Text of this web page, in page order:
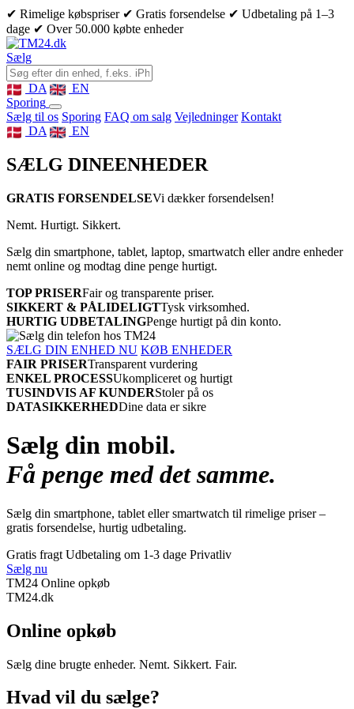
✔ Rimelige købspriser ✔ Gratis forsendelse ✔ Udbetaling på 1–3
dage ✔ Over 50.000 købte enheder
Sælg
DA
EN
Sporing
Sælg til os Sporing FAQ om salg Vejledninger Kontakt
DA
EN
SÆLG DINEENHEDER
GRATIS FORSENDELSEVi dækker forsendelsen!
Nemt. Hurtigt. Sikkert.
Sælg din smartphone, tablet, laptop, smartwatch eller andre enheder
nemt online og modtag dine penge hurtigt.
TOP PRISERFair og transparente priser.
SIKKERT & PÅLIDELIGTTysk virksomhed.
HURTIG UDBETALINGPenge hurtigt på din konto.
SÆLG DIN ENHED NU KØB ENHEDER
FAIR PRISERTransparent vurdering
ENKEL PROCESSUkompliceret og hurtigt
TUSINDVIS AF KUNDERStoler på os
DATASIKKERHEDDine data er sikre
Sælg din mobil.
Få penge med det samme.
Sælg din smartphone, tablet eller smartwatch til rimelige priser –
gratis forsendelse, hurtig udbetaling.
Gratis fragt Udbetaling om 1-3 dage Privatliv
Sælg nu
TM24 Online opkøb
TM24.dk
Online opkøb
Sælg dine brugte enheder. Nemt. Sikkert. Fair.
Hvad vil du sælge?